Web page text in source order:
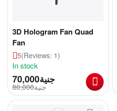
3D Hologram Fan Quad
Fan
5(Reviews: 1)
In stock
جنية70,000
جنية80,000